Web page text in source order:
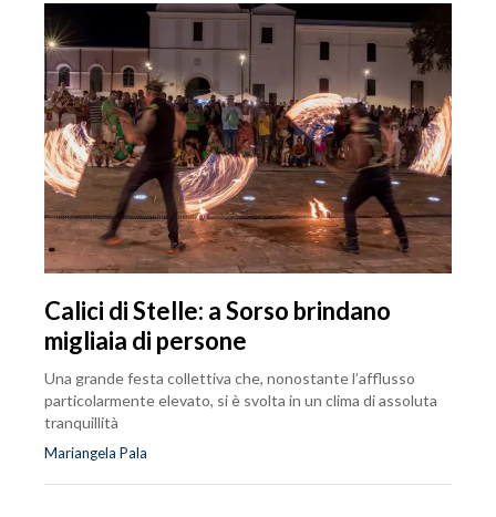
Calici di Stelle: a Sorso brindano
migliaia di persone
Una grande festa collettiva che, nonostante l’afflusso
particolarmente elevato, si è svolta in un clima di assoluta
tranquillità
Mariangela Pala